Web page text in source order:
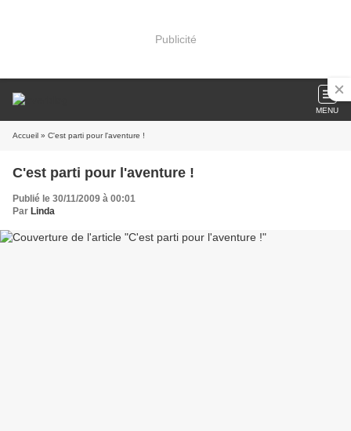
Publicité
MENU
Accueil » C'est parti pour l'aventure !
C'est parti pour l'aventure !
Publié le 30/11/2009 à 00:01
Par Linda